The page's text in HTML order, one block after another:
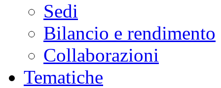
Sedi
Bilancio e rendimento
Collaborazioni
Tematiche